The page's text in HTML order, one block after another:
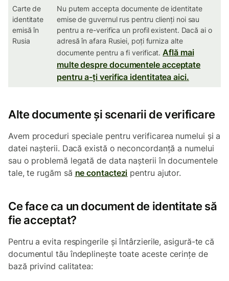
Carte de
identitate
emisă în
Rusia
Nu putem accepta documente de identitate
emise de guvernul rus pentru clienți noi sau
pentru a re-verifica un profil existent. Dacă ai o
adresă în afara Rusiei, poți furniza alte
documente pentru a fi verificat. Află mai
multe despre documentele acceptate
pentru a-ți verifica identitatea aici.
Alte documente și scenarii de verificare
Avem proceduri speciale pentru verificarea numelui și a
datei nașterii. Dacă există o neconcordanță a numelui
sau o problemă legată de data nașterii în documentele
tale, te rugăm să ne contactezi pentru ajutor.
Ce face ca un document de identitate să
fie acceptat?
Pentru a evita respingerile și întârzierile, asigură-te că
documentul tău îndeplinește toate aceste cerințe de
bază privind calitatea: